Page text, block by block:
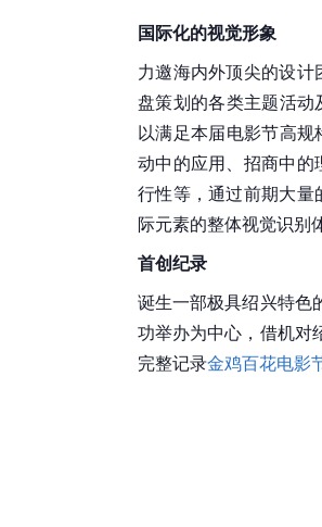
国际化的视觉形象
力邀海内外顶尖的设计
盘策划的各类主题活
以满足本届电影节高
动中的应用、招商中的
行性等，通过前期大量
际元素的整体视觉识别
首创纪录
诞生一部极具绍兴特色
功举办为中心，借机对
完整记录金鸡百花电影